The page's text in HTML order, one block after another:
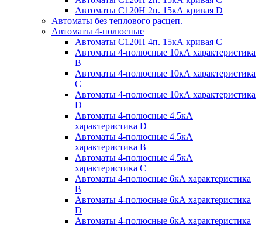
Автоматы С120H 2п. 15кА кривая D
Автоматы без теплового расцеп.
Автоматы 4-полюсные
Автоматы С120H 4п. 15кА кривая C
Автоматы 4-полюсные 10кА характеристика
B
Автоматы 4-полюсные 10кА характеристика
C
Автоматы 4-полюсные 10кА характеристика
D
Автоматы 4-полюсные 4.5кА
характеристика D
Автоматы 4-полюсные 4.5кА
характеристика В
Автоматы 4-полюсные 4.5кА
характеристика С
Автоматы 4-полюсные 6кА характеристика
B
Автоматы 4-полюсные 6кА характеристика
D
Автоматы 4-полюсные 6кА характеристика